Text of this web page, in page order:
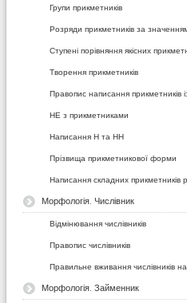
Групи прикметників
Розряди прикметників за
Ступені порівняння якісних
Творення прикметників
Правопис написання прикметників
НЕ з прикметниками
Написання Н та НН
Прізвища прикметникової форми
Написання складних прикметників
Морфологія. Числівник
Відмінювання числівників
Правопис числівників
Правильне вживання числівників
Морфологія. Займенник